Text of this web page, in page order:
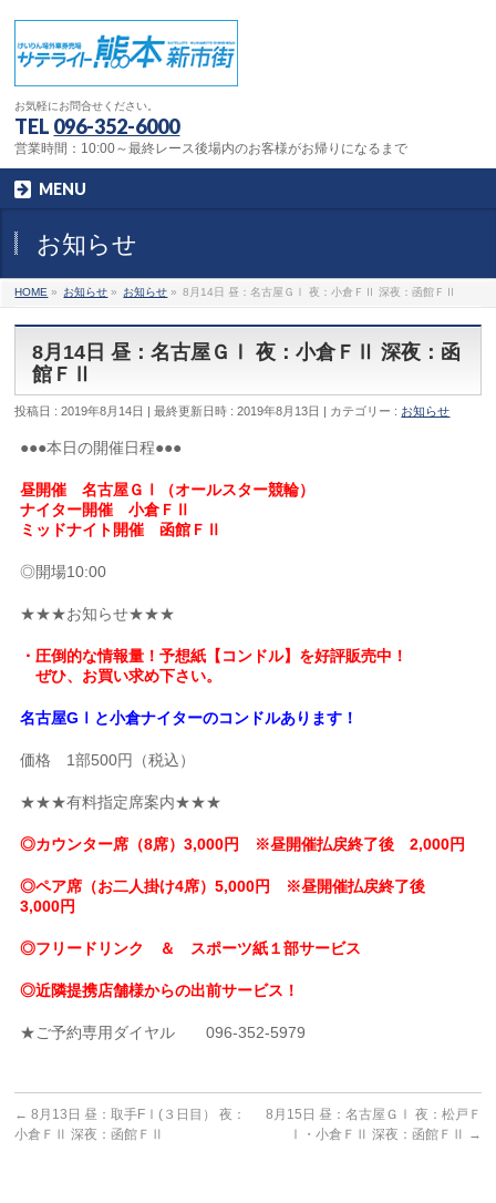
お気軽にお問合せください。
TEL 096-352-6000
営業時間：10:00～最終レース後場内のお客様がお帰りになるまで
MENU
お知らせ
HOME » お知らせ » お知らせ » 8月14日 昼：名古屋ＧⅠ 夜：小倉ＦⅡ 深夜：函館ＦⅡ
8月14日 昼：名古屋ＧⅠ 夜：小倉ＦⅡ 深夜：函
館ＦⅡ
投稿日 : 2019年8月14日 最終更新日時 : 2019年8月13日 カテゴリー : お知らせ
●●●本日の開催日程●●●
昼開催 名古屋ＧⅠ（オールスター競輪）
ナイター開催 小倉ＦⅡ
ミッドナイト開催 函館ＦⅡ
◎開場10:00
★★★お知らせ★★★
・圧倒的な情報量！予想紙【コンドル】を好評販売中！
ぜひ、お買い求め下さい。
名古屋GⅠと小倉ナイターのコンドルあります！
価格 1部500円（税込）
★★★有料指定席案内★★★
◎カウンター席（8席）3,000円 ※昼開催払戻終了後 2,000円
◎ペア席（お二人掛け4席）5,000円 ※昼開催払戻終了後
3,000円
◎フリードリンク ＆ スポーツ紙１部サービス
◎近隣提携店舗様からの出前サービス！
★ご予約専用ダイヤル 096-352-5979
← 8月13日 昼：取手FⅠ(３日目） 夜：
小倉ＦⅡ 深夜：函館ＦⅡ
8月15日 昼：名古屋ＧⅠ 夜：松戸Ｆ
Ⅰ・小倉ＦⅡ 深夜：函館ＦⅡ
→